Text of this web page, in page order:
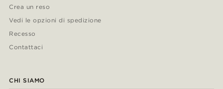
Crea un reso
Vedi le opzioni di spedizione
Recesso
Contattaci
CHI SIAMO